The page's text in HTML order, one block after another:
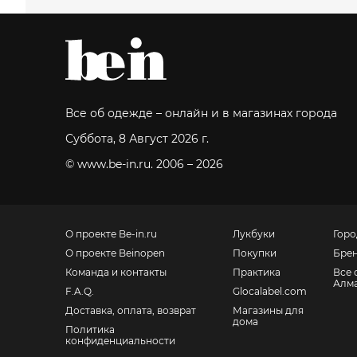
Все об одежде – онлайн и в магазинах города
Суббота, 8 Август 2026 г.
© www.be-in.ru. 2006 – 2026
О проекте Be-in.ru
О проекте Beinopen
Команда и контакты
F.A.Q.
Доставка, оплата, возврат
Политика
конфиденциальности
Лукбуки
Покупки
Практика
Glocalabel.com
Магазины для
дома
Все